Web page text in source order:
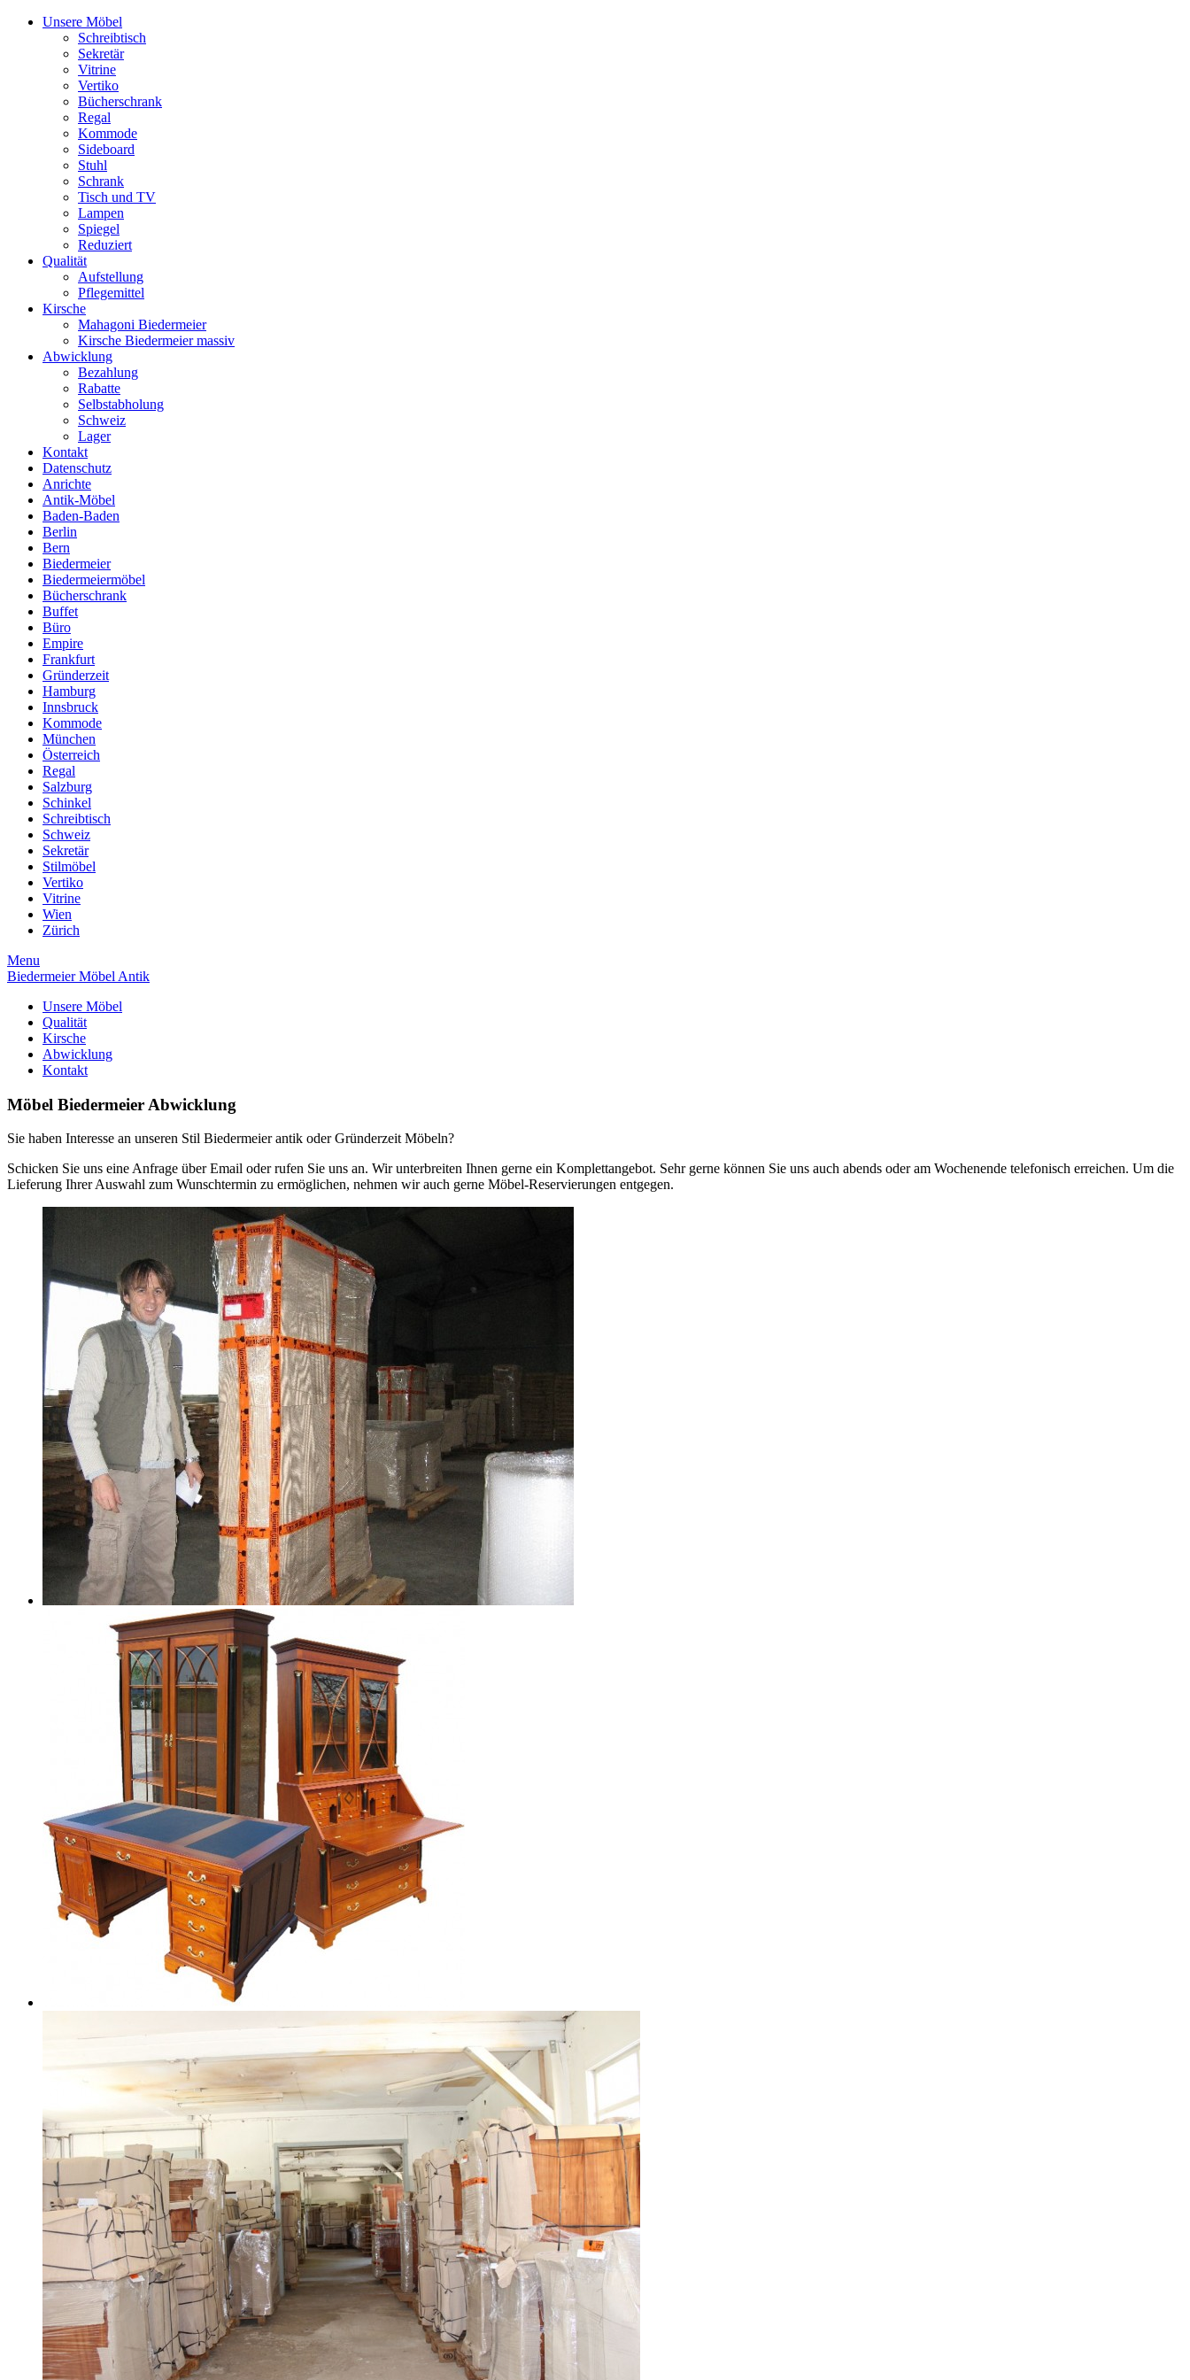
Unsere Möbel
Schreibtisch
Sekretär
Vitrine
Vertiko
Bücherschrank
Regal
Kommode
Sideboard
Stuhl
Schrank
Tisch und TV
Lampen
Spiegel
Reduziert
Qualität
Aufstellung
Pflegemittel
Kirsche
Mahagoni Biedermeier
Kirsche Biedermeier massiv
Abwicklung
Bezahlung
Rabatte
Selbstabholung
Schweiz
Lager
Kontakt
Datenschutz
Anrichte
Antik-Möbel
Baden-Baden
Berlin
Bern
Biedermeier
Biedermeiermöbel
Bücherschrank
Buffet
Büro
Empire
Frankfurt
Gründerzeit
Hamburg
Innsbruck
Kommode
München
Österreich
Regal
Salzburg
Schinkel
Schreibtisch
Schweiz
Sekretär
Stilmöbel
Vertiko
Vitrine
Wien
Zürich
Menu
Biedermeier Möbel Antik
Unsere Möbel
Qualität
Kirsche
Abwicklung
Kontakt
Möbel Biedermeier Abwicklung
Sie haben Interesse an unseren Stil Biedermeier antik oder Gründerzeit Möbeln?
Schicken Sie uns eine Anfrage über Email oder rufen Sie uns an. Wir unterbreiten Ihnen gerne ein Komplettangebot. Sehr gerne können Sie uns auch abends oder am Wochenende telefonisch erreichen. Um die
Lieferung Ihrer Auswahl zum Wunschtermin zu ermöglichen, nehmen wir auch gerne Möbel-Reservierungen entgegen.